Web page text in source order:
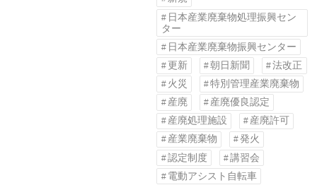
日本産業廃棄物処理振興セン
ター
日本産業廃棄物振興センター
更新
朝日新聞
法改正
火災
特別管理産業廃棄物
産廃
産廃優良認定
産廃処理施設
産廃許可
産業廃棄物
発火
認定制度
講習会
電動アシスト自転車